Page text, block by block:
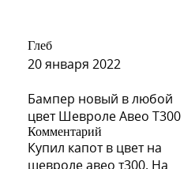
Глеб
20 января 2022
Бампер новый в любой
цвет Шевроле Авео Т300
Комментарий
Купил капот в цвет на
шевроле авео т300. На